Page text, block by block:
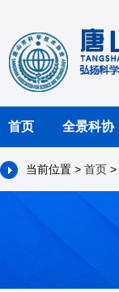
首页 全景科协
当前位置 > 首页 >